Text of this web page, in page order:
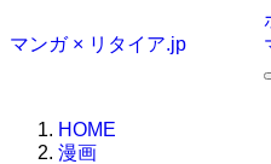
マンガ × リタイア.jp
HOME
漫画